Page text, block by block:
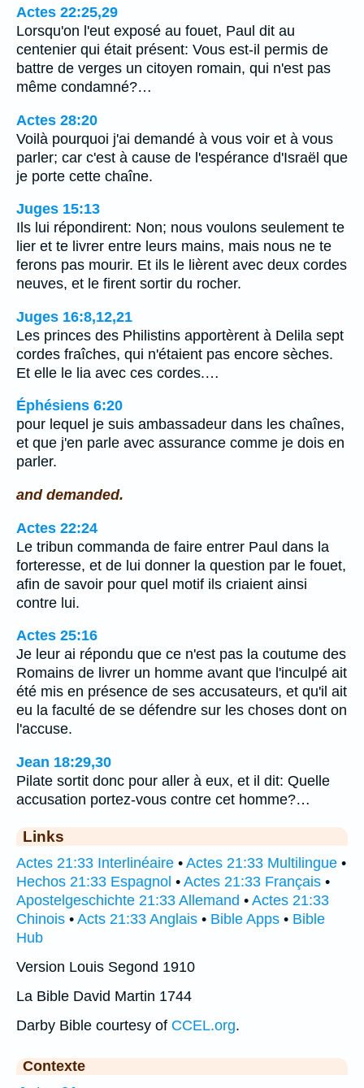
Actes 22:25,29
Lorsqu'on l'eut exposé au fouet, Paul dit au
centenier qui était présent: Vous est-il permis de
battre de verges un citoyen romain, qui n'est pas
même condamné?…
Actes 28:20
Voilà pourquoi j'ai demandé à vous voir et à vous
parler; car c'est à cause de l'espérance d'Israël que
je porte cette chaîne.
Juges 15:13
Ils lui répondirent: Non; nous voulons seulement te
lier et te livrer entre leurs mains, mais nous ne te
ferons pas mourir. Et ils le lièrent avec deux cordes
neuves, et le firent sortir du rocher.
Juges 16:8,12,21
Les princes des Philistins apportèrent à Delila sept
cordes fraîches, qui n'étaient pas encore sèches.
Et elle le lia avec ces cordes.…
Éphésiens 6:20
pour lequel je suis ambassadeur dans les chaînes,
et que j'en parle avec assurance comme je dois en
parler.
and demanded.
Actes 22:24
Le tribun commanda de faire entrer Paul dans la
forteresse, et de lui donner la question par le fouet,
afin de savoir pour quel motif ils criaient ainsi
contre lui.
Actes 25:16
Je leur ai répondu que ce n'est pas la coutume des
Romains de livrer un homme avant que l'inculpé ait
été mis en présence de ses accusateurs, et qu'il ait
eu la faculté de se défendre sur les choses dont on
l'accuse.
Jean 18:29,30
Pilate sortit donc pour aller à eux, et il dit: Quelle
accusation portez-vous contre cet homme?…
Links
Actes 21:33 Interlinéaire • Actes 21:33 Multilingue •
Hechos 21:33 Espagnol • Actes 21:33 Français •
Apostelgeschichte 21:33 Allemand • Actes 21:33
Chinois • Acts 21:33 Anglais • Bible Apps • Bible
Hub
Version Louis Segond 1910
La Bible David Martin 1744
Darby Bible courtesy of CCEL.org.
Contexte